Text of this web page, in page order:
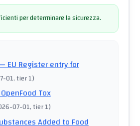
per determinare la sicurezza.
EU Register entry for
01, tier 1)
Tox
07-01, tier 1)
Added to Food